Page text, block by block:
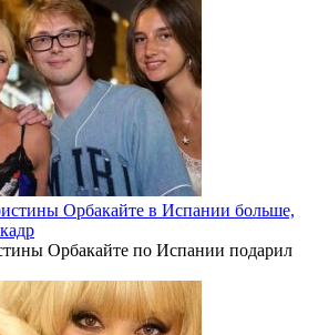
Орбакайте в Испании больше,
Орбакайте по Испании подарил